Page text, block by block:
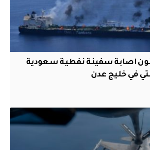
اصابة سفينة نفطية سعودية
في خليج عدن